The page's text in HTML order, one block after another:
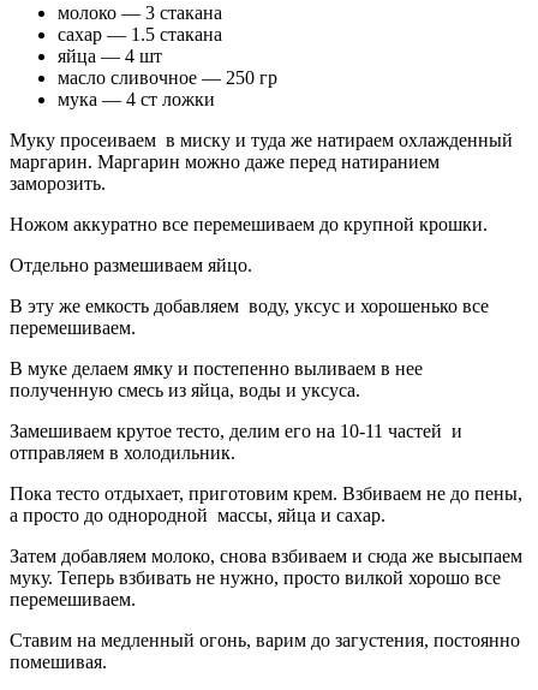
молоко — 3 стакана
сахар — 1.5 стакана
яйца — 4 шт
масло сливочное — 250 гр
мука — 4 ст ложки
Муку просеиваем в миску и туда же натираем охлажденный
маргарин. Маргарин можно даже перед натиранием
заморозить.
Ножом аккуратно все перемешиваем до крупной крошки.
Отдельно размешиваем яйцо.
В эту же емкость добавляем воду, уксус и хорошенько все
перемешиваем.
В муке делаем ямку и постепенно выливаем в нее
полученную смесь из яйца, воды и уксуса.
Замешиваем крутое тесто, делим его на 10-11 частей и
отправляем в холодильник.
Пока тесто отдыхает, приготовим крем. Взбиваем не до пены,
а просто до однородной массы, яйца и сахар.
Затем добавляем молоко, снова взбиваем и сюда же высыпаем
муку. Теперь взбивать не нужно, просто вилкой хорошо все
перемешиваем.
Ставим на медленный огонь, варим до загустения, постоянно
помешивая.